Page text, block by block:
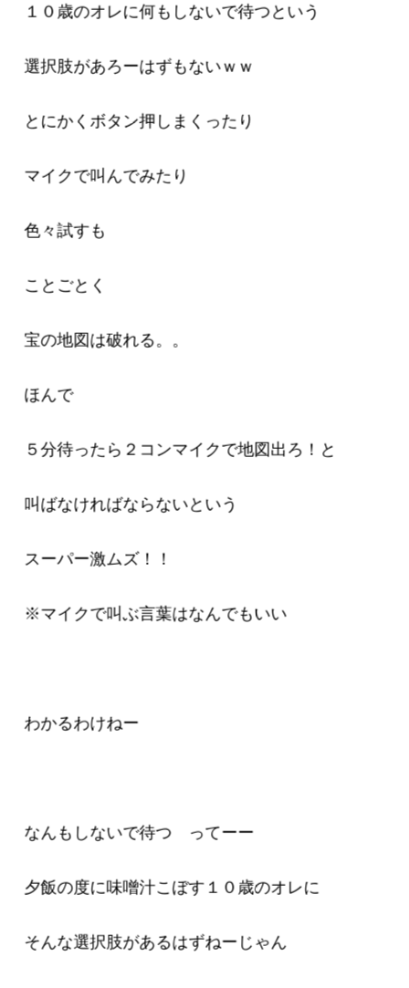
１０歳のオレに何もしないで待つという
選択肢があろーはずもないｗｗ
とにかくボタン押しまくったり
マイクで叫んでみたり
色々試すも
ことごとく
宝の地図は破れる。。
ほんで
５分待ったら２コンマイクで地図出ろ！と
叫ばなければならないという
スーパー激ムズ！！
※マイクで叫ぶ言葉はなんでもいい
わかるわけねー
なんもしないで待つ ってーー
夕飯の度に味噌汁こぼす１０歳のオレに
そんな選択肢があるはずねーじゃん